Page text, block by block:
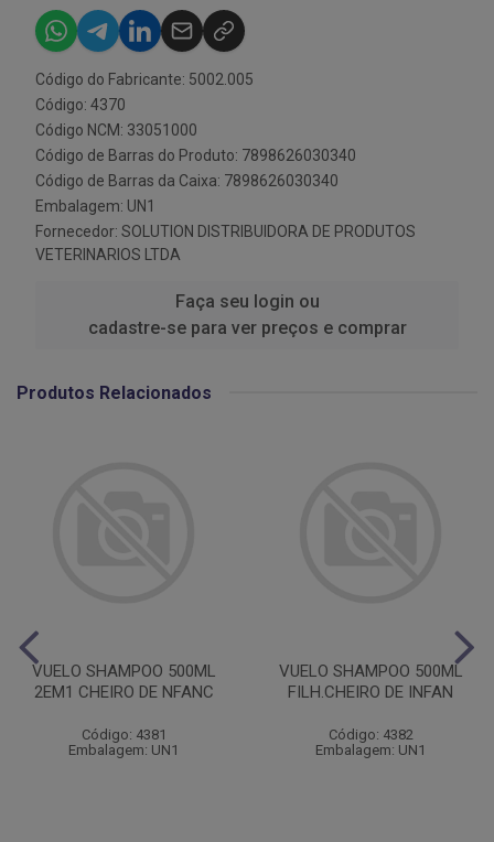
Código do Fabricante: 5002.005
Código: 4370
Código NCM: 33051000
Código de Barras do Produto: 7898626030340
Código de Barras da Caixa: 7898626030340
Embalagem: UN1
Fornecedor: SOLUTION DISTRIBUIDORA DE PRODUTOS
VETERINARIOS LTDA
Faça seu login ou
cadastre-se para ver preços e comprar
Produtos Relacionados
VUELO SHAMPOO 500ML
2EM1 CHEIRO DE NFANC
Código: 4381
Embalagem: UN1
VUELO SHAMPOO 500ML
FILH.CHEIRO DE INFAN
Código: 4382
Embalagem: UN1